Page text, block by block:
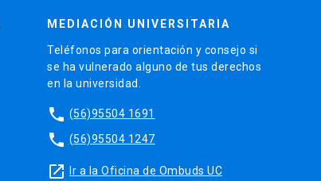
MEDIACIÓN UNIVERSITARIA
Teléfonos para orientación y consejo si
se ha vulnerado alguno de tus derechos
en la universidad.
phone (56)95504 1691
phone (56)95504 1247
launch Ir a la Oficina de Ombuds UC